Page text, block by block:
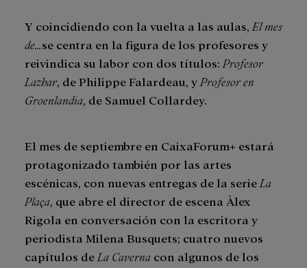
Y coincidiendo con la vuelta a las aulas, El mes
de… se centra en la figura de los profesores y
reivindica su labor con dos títulos: Profesor
Lazhar, de Philippe Falardeau, y Profesor en
Groenlandia , de Samuel Collardey.
El mes de septiembre en CaixaForum+ estará
protagonizado también por las artes
escénicas, con nuevas entregas de la serie La
Plaça , que abre el director de escena Àlex
Rigola en conversación con la escritora y
periodista Milena Busquets; cuatro nuevos
capítulos de La Caverna con algunos de los